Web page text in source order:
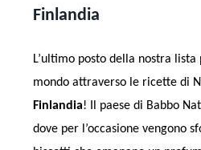
Finlandia
L’ultimo posto della nostra
mondo attraverso le ricette di
Finlandia! Il paese di Babbo
dove per l’occasione vengono